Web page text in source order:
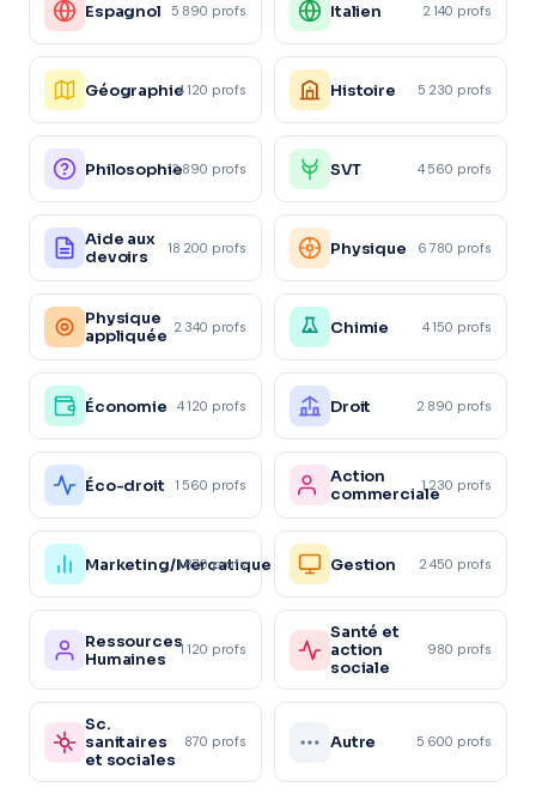
Espagnol 5 890 profs Italien 2 140 profs
Géographie4 120 profs Histoire 5 230 profs
Philosophie3 890 profs SVT 4 560 profs
Aide aux
devoirs
18 200 profs Physique 6 780 profs
Physique
appliquée 2 340 profs Chimie 4 150 profs
Économie 4 120 profs Droit 2 890 profs
Éco-droit 1 560 profs
Action
commerciale1 230 profs
Marketing/Mercatique
1 870 profs Gestion 2 450 profs
Ressources
Humaines
1 120 profs
Santé et
action
sociale
980 profs
Sc.
sanitaires
et sociales
870 profs Autre 5 600 profs